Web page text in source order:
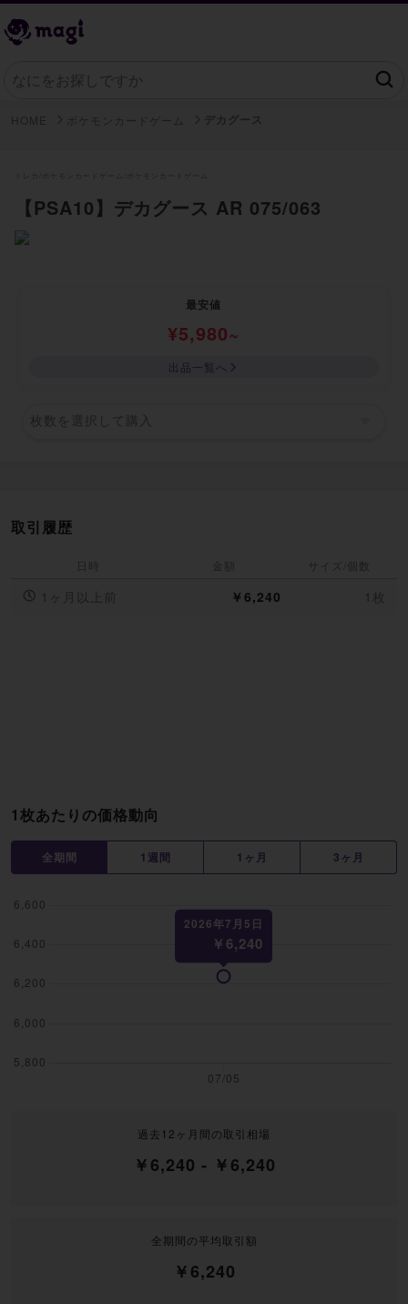
【PSA10】デカグース AR 075/063
最安値
¥5,980~
出品一覧へ
枚数を選択して購入
1枚あたりの価格動向
全期間 1週間 1ヶ月 3ヶ月
過去12ヶ月間の取引相場
￥6,240 - ￥6,240
全期間の平均取引額
￥6,240
取引履歴
日時 金額 サイズ/個数
1ヶ月以上前 ￥6,240 1枚